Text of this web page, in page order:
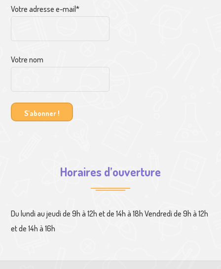
Votre adresse e-mail*
Votre nom
Horaires d’ouverture
Du lundi au jeudi de 9h à 12h et de 14h à 18h Vendredi de 9h à 12h
et de 14h à 16h